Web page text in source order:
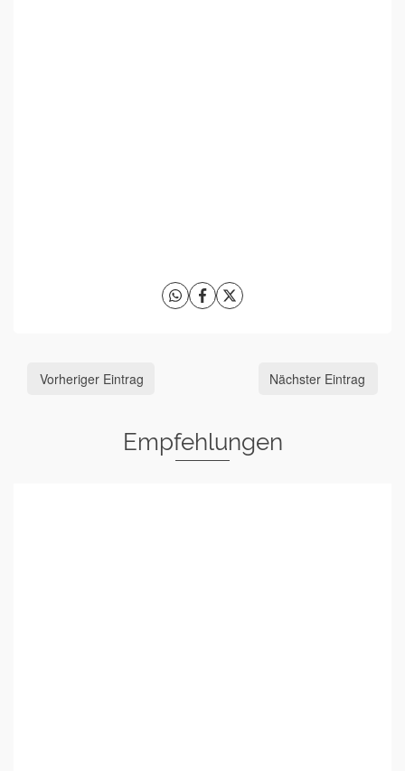
Vorheriger Eintrag Nächster Eintrag
Empfehlungen